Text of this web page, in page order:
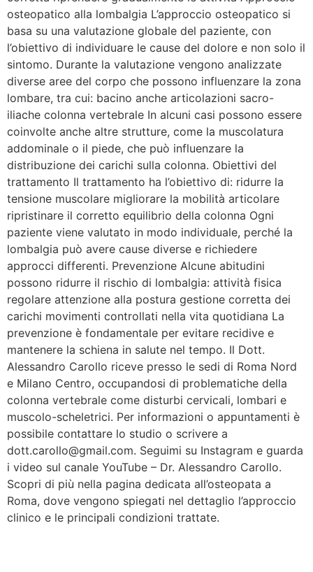
osteopatico alla lombalgia L’approccio osteopatico si
basa su una valutazione globale del paziente, con
l’obiettivo di individuare le cause del dolore e non solo il
sintomo. Durante la valutazione vengono analizzate
diverse aree del corpo che possono influenzare la zona
lombare, tra cui: bacino anche articolazioni sacro-
iliache colonna vertebrale In alcuni casi possono essere
coinvolte anche altre strutture, come la muscolatura
addominale o il piede, che può influenzare la
distribuzione dei carichi sulla colonna. Obiettivi del
trattamento Il trattamento ha l’obiettivo di: ridurre la
tensione muscolare migliorare la mobilità articolare
ripristinare il corretto equilibrio della colonna Ogni
paziente viene valutato in modo individuale, perché la
lombalgia può avere cause diverse e richiedere
approcci differenti. Prevenzione Alcune abitudini
possono ridurre il rischio di lombalgia: attività fisica
regolare attenzione alla postura gestione corretta dei
carichi movimenti controllati nella vita quotidiana La
prevenzione è fondamentale per evitare recidive e
mantenere la schiena in salute nel tempo. Il Dott.
Alessandro Carollo riceve presso le sedi di Roma Nord
e Milano Centro, occupandosi di problematiche della
colonna vertebrale come disturbi cervicali, lombari e
muscolo-scheletrici. Per informazioni o appuntamenti è
possibile contattare lo studio o scrivere a
dott.carollo@gmail.com. Seguimi su Instagram e guarda
i video sul canale YouTube – Dr. Alessandro Carollo.
Scopri di più nella pagina dedicata all’osteopata a
Roma, dove vengono spiegati nel dettaglio l’approccio
clinico e le principali condizioni trattate.